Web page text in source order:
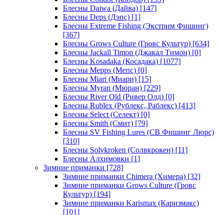
Блесны Daiwa (Дайва) [147]
Блесны Deps (Дэпс) [1]
Блесны Extreme Fishing (Экстрим Фишинг)
[367]
Блесны Grows Culture (Гровс Культур) [634]
Блесны Jackall Timon (Джакал Тимон) [0]
Блесны Kosadaka (Косадака) [1077]
Блесны Mepps (Мепс) [0]
Блесны Miari (Миари) [15]
Блесны Myran (Мюран) [229]
Блесны River Old (Ривер Олд) [0]
Блесны Rublex (Рублекс, Раблекс) [413]
Блесны Select (Селект) [0]
Блесны Smith (Смит) [79]
Блесны SV Fishing Lures (СВ Фишинг Люрс)
[310]
Блесны Solvkroken (Солвкрокен) [11]
Блесны Алхимовки [1]
Зимние приманки [728]
Зимние приманки Chimera (Химера) [32]
Зимние приманки Grows Culture (Гровс
Культур) [194]
Зимние приманки Karismax (Каризмакс)
[101]